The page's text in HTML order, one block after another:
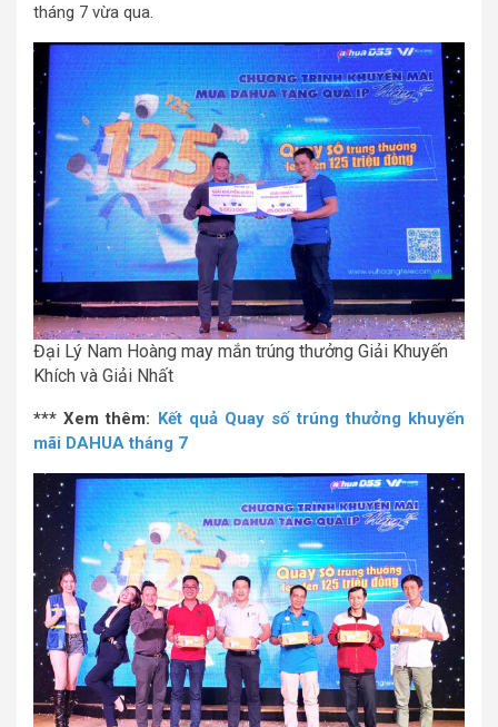
tháng 7 vừa qua.
Đại Lý Nam Hoàng may mắn trúng thưởng Giải Khuyến
Khích và Giải Nhất
*** Xem thêm: Kết quả Quay số trúng thưởng khuyến
mãi DAHUA tháng 7